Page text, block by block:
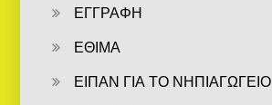
ΕΓΓΡΑΦΗ
ΕΘΙΜΑ
ΕΙΠΑΝ ΓΙΑ ΤΟ ΝΗΠΙΑΓΩΓΕΙΟ